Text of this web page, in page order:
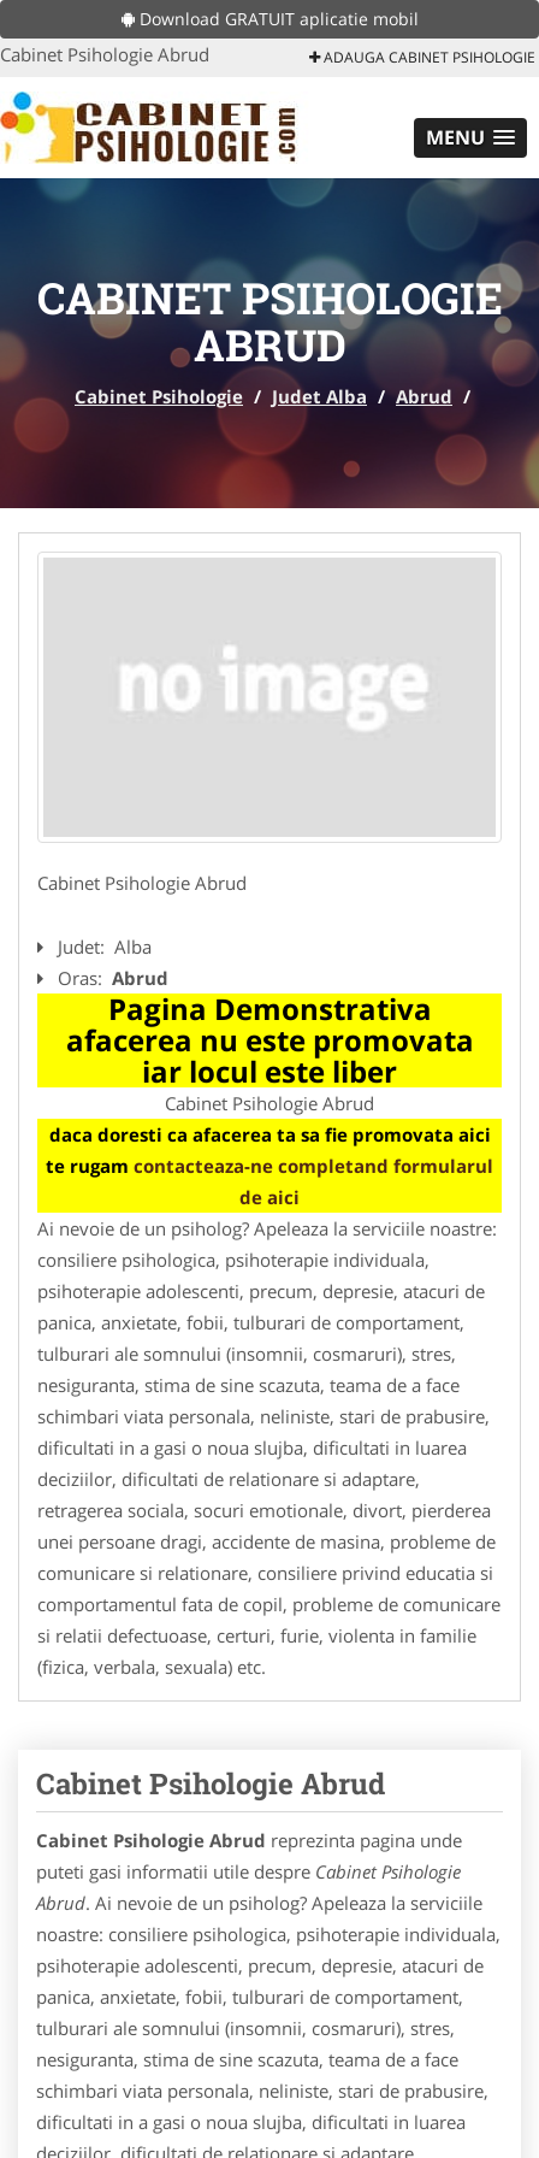
Download GRATUIT aplicatie mobil
Cabinet Psihologie Abrud ADAUGA CABINET PSIHOLOGIE
MENU
CABINET PSIHOLOGIE
ABRUD
Cabinet Psihologie / Judet Alba / Abrud /
Cabinet Psihologie Abrud
Judet: Alba
Oras: Abrud
Pagina Demonstrativa
afacerea nu este promovata
iar locul este liber
Cabinet Psihologie Abrud
daca doresti ca afacerea ta sa fie promovata aici
te rugam contacteaza-ne completand formularul
de aici
Ai nevoie de un psiholog? Apeleaza la serviciile noastre:
consiliere psihologica, psihoterapie individuala,
psihoterapie adolescenti, precum, depresie, atacuri de
panica, anxietate, fobii, tulburari de comportament,
tulburari ale somnului (insomnii, cosmaruri), stres,
nesiguranta, stima de sine scazuta, teama de a face
schimbari viata personala, neliniste, stari de prabusire,
dificultati in a gasi o noua slujba, dificultati in luarea
deciziilor, dificultati de relationare si adaptare,
retragerea sociala, socuri emotionale, divort, pierderea
unei persoane dragi, accidente de masina, probleme de
comunicare si relationare, consiliere privind educatia si
comportamentul fata de copil, probleme de comunicare
si relatii defectuoase, certuri, furie, violenta in familie
(fizica, verbala, sexuala) etc.
Cabinet Psihologie Abrud
Cabinet Psihologie Abrud reprezinta pagina unde
puteti gasi informatii utile despre Cabinet Psihologie
Abrud. Ai nevoie de un psiholog? Apeleaza la serviciile
noastre: consiliere psihologica, psihoterapie individuala,
psihoterapie adolescenti, precum, depresie, atacuri de
panica, anxietate, fobii, tulburari de comportament,
tulburari ale somnului (insomnii, cosmaruri), stres,
nesiguranta, stima de sine scazuta, teama de a face
schimbari viata personala, neliniste, stari de prabusire,
dificultati in a gasi o noua slujba, dificultati in luarea
deciziilor, dificultati de relationare si adaptare,